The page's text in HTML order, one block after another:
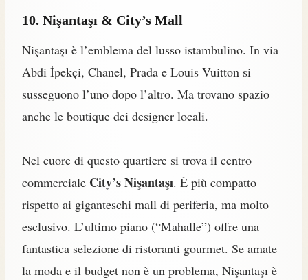
10. Nişantaşı & City’s Mall
Nişantaşı è l’emblema del lusso istambulino. In via
Abdi İpekçi, Chanel, Prada e Louis Vuitton si
susseguono l’uno dopo l’altro. Ma trovano spazio
anche le boutique dei designer locali.
Nel cuore di questo quartiere si trova il centro
commerciale City’s Nişantaşı. È più compatto
rispetto ai giganteschi mall di periferia, ma molto
esclusivo. L’ultimo piano (“Mahalle”) offre una
fantastica selezione di ristoranti gourmet. Se amate
la moda e il budget non è un problema, Nişantaşı è